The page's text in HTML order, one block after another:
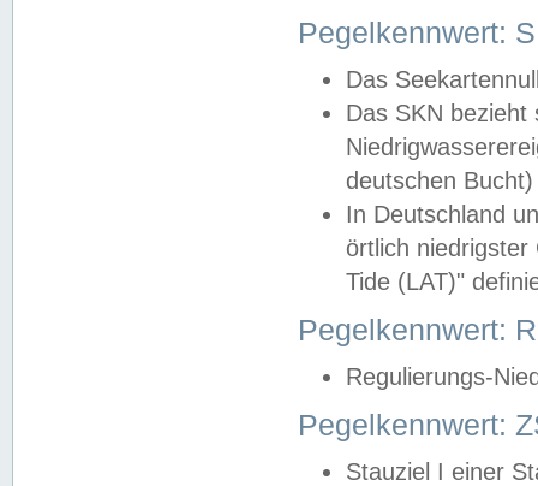
Pegelkennwert:
Das
Das SKN
deutschen
In Deutschland
örtlich
Tide (LAT)"
Pegelkennwert:
Regulierungs-
Pegelkennwert:
Stauziel I einer